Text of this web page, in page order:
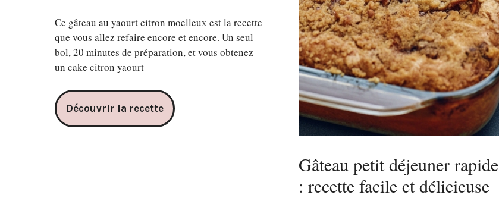
Ce gâteau au yaourt citron moelleux est la recette
que vous allez refaire encore et encore. Un seul
bol, 20 minutes de préparation, et vous obtenez
un cake citron yaourt
Découvrir la recette
Gâteau petit déjeuner rapide
: recette facile et délicieuse